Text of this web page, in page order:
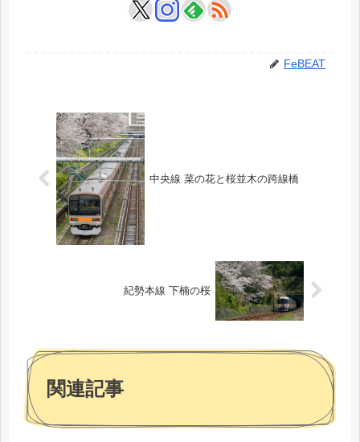
FeBEAT
中央線 菜の花と桜並木の跨線橋
紀勢本線 下楠の桜
関連記事